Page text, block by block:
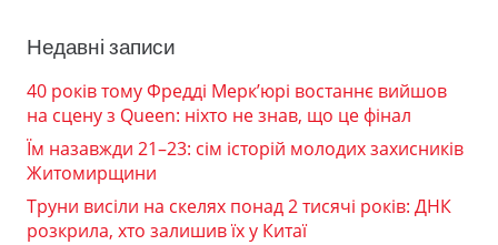
Недавні записи
40 років тому Фредді Мерк’юрі востаннє вийшов
на сцену з Queen: ніхто не знав, що це фінал
Їм назавжди 21–23: сім історій молодих захисників
Житомирщини
Труни висіли на скелях понад 2 тисячі років: ДНК
розкрила, хто залишив їх у Китаї